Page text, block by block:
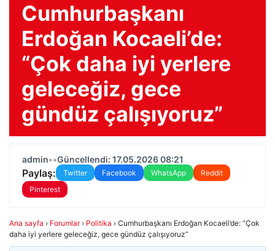
Cumhurbaşkanı
Erdoğan Kocaeli’de:
“Çok daha iyi yerlere
geleceğiz, gece
gündüz çalışıyoruz”
admin••Güncellendi: 17.05.2026 08:21
Paylaş: Twitter Facebook WhatsApp
Reddit
Pinterest
Ana sayfa › Forumlar › Politika › Cumhurbaşkanı Erdoğan Kocaeli’de: “Çok
daha iyi yerlere geleceğiz, gece gündüz çalışıyoruz”